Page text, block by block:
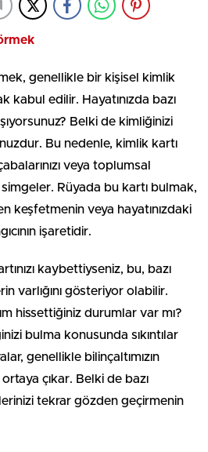
genellikle bir kişisel kimlik
kabul edilir. Hayatınızda bazı
Belki de kimliğinizi
Bu nedenle, kimlik kartı
veya toplumsal
simgeler. Rüyada bu kartı bulmak,
keşfetmenin veya hayatınızdaki
işaretidir.
kaybettiyseniz, bu, bazı
varlığını gösteriyor olabilir.
hissettiğiniz durumlar var mı?
bulma konusunda sıkıntılar
genellikle bilinçaltımızın
çıkar. Belki de bazı
tekrar gözden geçirmenin